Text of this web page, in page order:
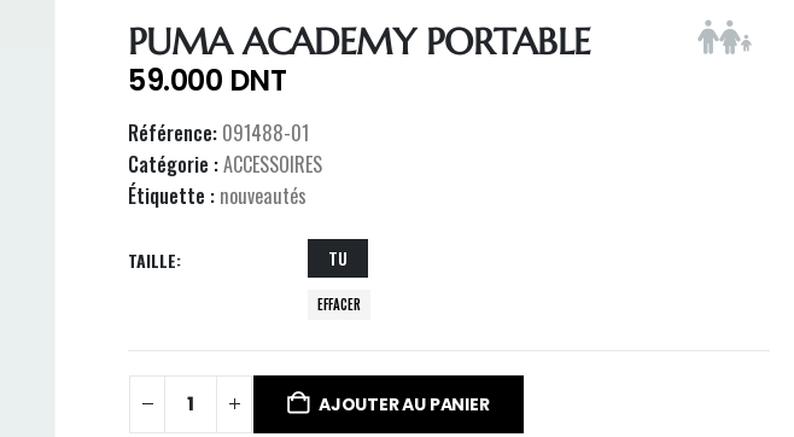
PUMA ACADEMY PORTABLE
59.000 DNT
Référence: 091488-01
Catégorie :ACCESSOIRES
Étiquette : nouveautés
TAILLE TU
EFFACER
AJOUTER AU PANIER